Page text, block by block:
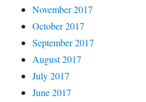
November 2017
October 2017
September 2017
August 2017
July 2017
June 2017